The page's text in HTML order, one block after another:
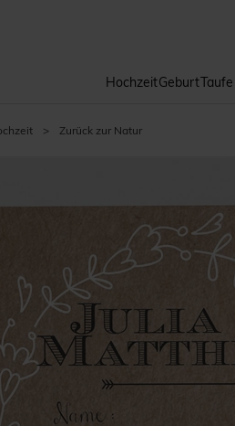
HochzeitGeburtTaufe
> Zurück zur Natur